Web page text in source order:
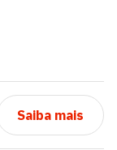
Saiba mais